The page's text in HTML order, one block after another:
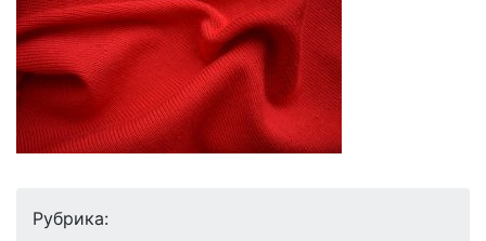
Рубрика: